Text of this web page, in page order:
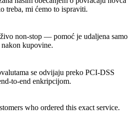
treba, mi ćemo to ispraviti.
non-stop — pomoć je udaljena samo
kupovine.
se odvijaju preko PCI-DSS
to-end enkripcijom.
who ordered this exact service.